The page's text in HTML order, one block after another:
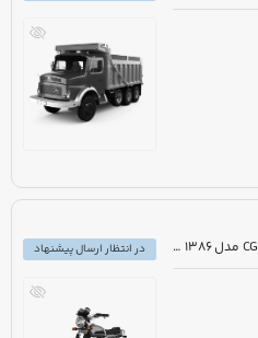
مزایده دولتی موتورسیکلت تیماس CG125 مدل 1386 رنگ قرمز
در انتظار ارسال پیشنهاد